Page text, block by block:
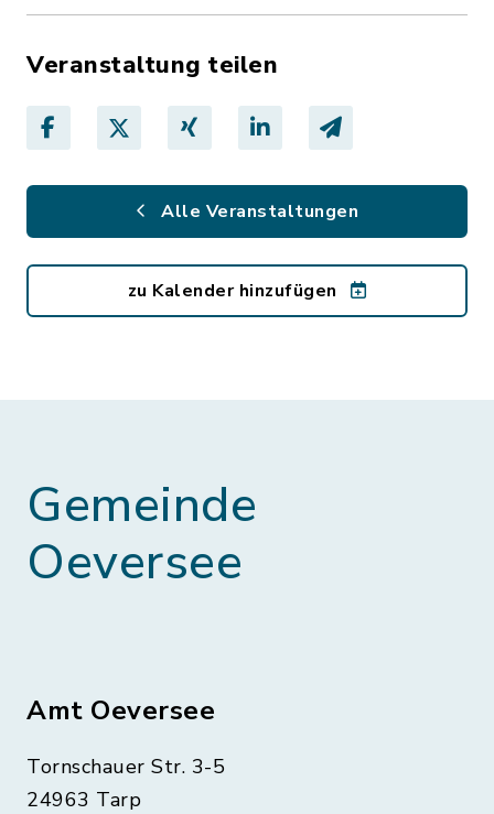
Veranstaltung teilen
Alle Veranstaltungen
zu Kalender hinzufügen
Gemeinde
Oeversee
Amt Oeversee
Tornschauer Str. 3-5
24963 Tarp